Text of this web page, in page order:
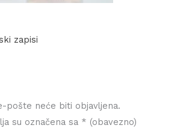
zapisi
pošte neće biti objavljena.
su označena sa * (obavezno)